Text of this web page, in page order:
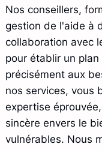
Nos conseillers,
gestion de l'aide à
collaboration avec
pour établir un
précisément aux
nos services, vous
expertise
sincère envers le
vulnérables. Nous